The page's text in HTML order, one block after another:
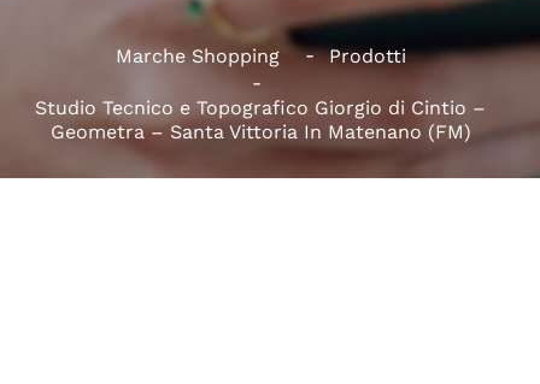
Marche Shopping Prodotti
Studio Tecnico e Topografico Giorgio di Cintio –
Geometra – Santa Vittoria In Matenano (FM)